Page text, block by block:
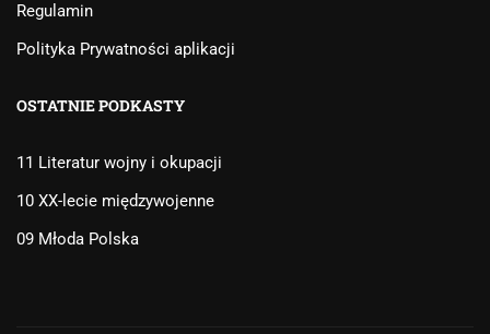
Regulamin
Polityka Prywatności aplikacji
OSTATNIE PODKASTY
11 Literatur wojny i okupacji
10 XX-lecie międzywojenne
09 Młoda Polska